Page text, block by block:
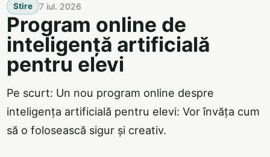
Stire 7 iul. 2026
Program online de
inteligență artificială
pentru elevi
Pe scurt: Un nou program online despre
inteligența artificială pentru elevi: Vor învăța cum
să o folosească sigur și creativ.